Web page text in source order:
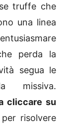
truffe che
una linea
perda la
segua le
missiva.
cliccare su
risolvere